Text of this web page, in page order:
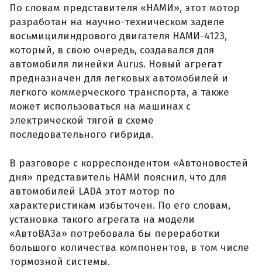
По словам представителя «НАМИ», этот мотор
разработан на научно-техническом заделе
восьмицилиндрового двигателя НАМИ-4123,
который, в свою очередь, создавался для
автомобиля линейки Aurus. Новый агрегат
предназначен для легковых автомобилей и
легкого коммерческого транспорта, а также
может использоваться на машинах с
электрической тягой в схеме
последовательного гибрида.
В разговоре с корреспондентом «Автоновостей
дня» представитель НАМИ пояснил, что для
автомобилей LADA этот мотор по
характеристикам избыточен. По его словам,
установка такого агрегата на модели
«АвтоВАЗа» потребовала бы переработки
большого количества компонентов, в том числе
тормозной системы.